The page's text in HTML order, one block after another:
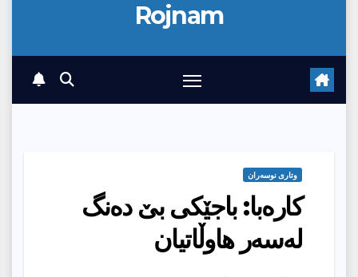
Rojnam
وتارى نوسەران
کارەبا: باجێکی بێ دەنگ
لەسەر هاوڵاتیان